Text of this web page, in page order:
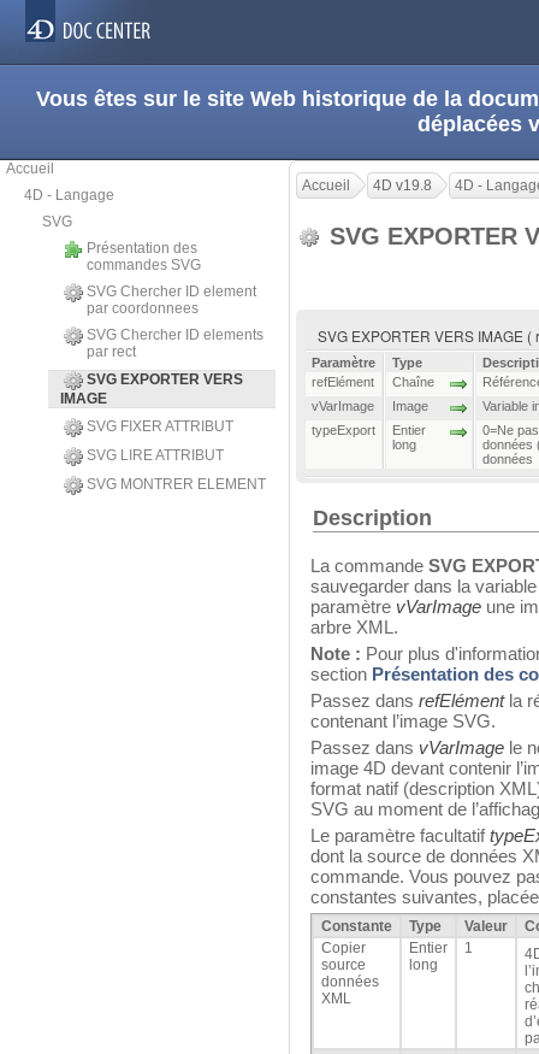
Vous êtes sur le site Web historique de la
déplacées
Accueil
4D - Langage
SVG
Présentation des
commandes SVG
SVG Chercher ID element
par coordonnees
SVG Chercher ID elements
par rect
SVG EXPORTER VERS
IMAGE
SVG FIXER ATTRIBUT
SVG LIRE ATTRIBUT
SVG MONTRER ELEMENT
Accueil 4D v19.8 4D -
SVG EXPORTER
SVG EXPORTER VERS IMAGE
Paramètre Type
refElément
Chaîne
vVarImage
Image
Variable
typeExport
Entier
long
0=Ne
données
données
Description
La commande SVG
sauvegarder dans la
paramètre vVarImage une
arbre XML.
Note : Pour plus
section Présentation des
Passez dans refElémentla
contenant l’image SVG.
Passez dans vVarImage le
image 4D devant contenir
format natif (description
SVG au moment de
Le paramètre facultatif
dont la source de données
commande. Vous pouvez
constantes suivantes,
Constante Type Valeur
Copier
source
données
XML
Entier
long
1